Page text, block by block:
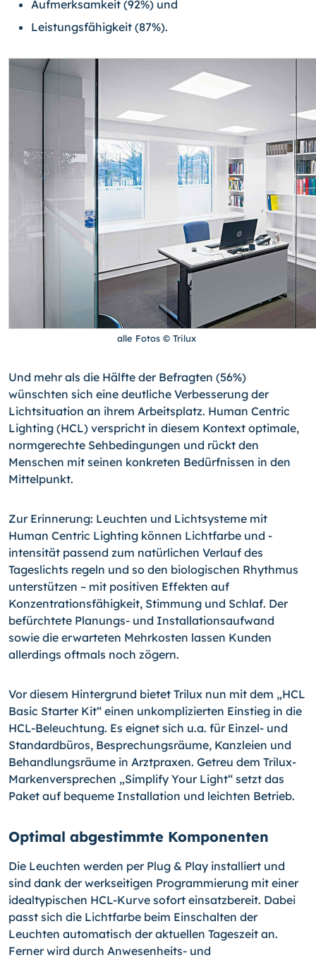
Aufmerksamkeit (92%) und
Leistungsfähigkeit (87%).
alle Fotos © Trilux
Und mehr als die Hälfte der Befragten (56%)
wünschten sich eine deutliche Verbesserung der
Lichtsituation an ihrem Arbeitsplatz. Human Centric
Lighting (HCL) verspricht in diesem Kontext optimale,
normgerechte Sehbedingungen und rückt den
Menschen mit seinen konkreten Bedürfnissen in den
Mittelpunkt.
Zur Erinnerung: Leuchten und Lichtsysteme mit
Human Centric Lighting können Lichtfarbe und -
intensität passend zum natürlichen Verlauf des
Tageslichts regeln und so den biologischen Rhythmus
unterstützen – mit positiven Effekten auf
Konzentrationsfähigkeit, Stimmung und Schlaf. Der
befürchtete Planungs- und Installationsaufwand
sowie die erwarteten Mehrkosten lassen Kunden
allerdings oftmals noch zögern.
Vor diesem Hintergrund bietet Trilux nun mit dem „HCL
Basic Starter Kit“ einen unkomplizierten Einstieg in die
HCL-Beleuchtung. Es eignet sich u.a. für Einzel- und
Standardbüros, Besprechungsräume, Kanzleien und
Behandlungsräume in Arztpraxen. Getreu dem Trilux-
Markenversprechen „Simplify Your Light“ setzt das
Paket auf bequeme Installation und leichten Betrieb.
Optimal abgestimmte Komponenten
Die Leuchten werden per Plug & Play installiert und
sind dank der werkseitigen Programmierung mit einer
idealtypischen HCL-Kurve sofort einsatzbereit. Dabei
passt sich die Lichtfarbe beim Einschalten der
Leuchten automatisch der aktuellen Tageszeit an.
Ferner wird durch Anwesenheits- und